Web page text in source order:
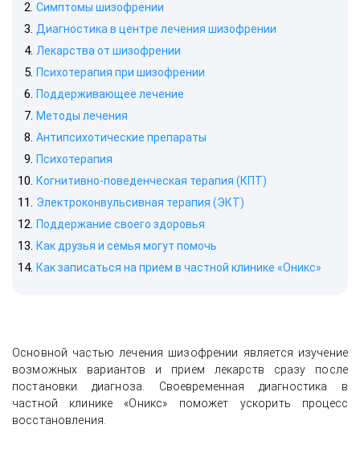
Симптомы шизофрении
Диагностика в центре лечения шизофрении
Лекарства от шизофрении
Психотерапия при шизофрении
Поддерживающее лечение
Методы лечения
Антипсихотические препараты
Психотерапия
Когнитивно-поведенческая терапия (КПТ)
Электроконвульсивная терапия (ЭКТ)
Поддержание своего здоровья
Как друзья и семья могут помочь
Как записаться на прием в частной клинике «Оникс»
Основной частью лечения шизофрении является изучение
возможных вариантов и прием лекарств сразу после
постановки диагноза. Своевременная диагностика в
частной клинике «Оникс» поможет ускорить процесс
восстановления.